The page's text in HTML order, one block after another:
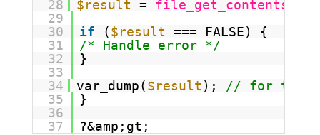
28
$result = file_get_contents
29
30
if ($result
=== FALSE) {
31
/* Handle error */
32
}
33
34
var_dump($result ); // for
35
}
36
37
?&amp;gt;